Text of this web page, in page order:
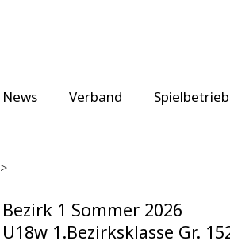
News Verband Spielbetrieb
>
Bezirk 1 Sommer 2026
U18w 1.Bezirksklasse Gr.